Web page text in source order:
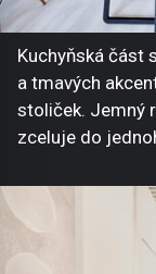
Kuchyňská část
a tmavých
stoliček. Jemný
zceluje do